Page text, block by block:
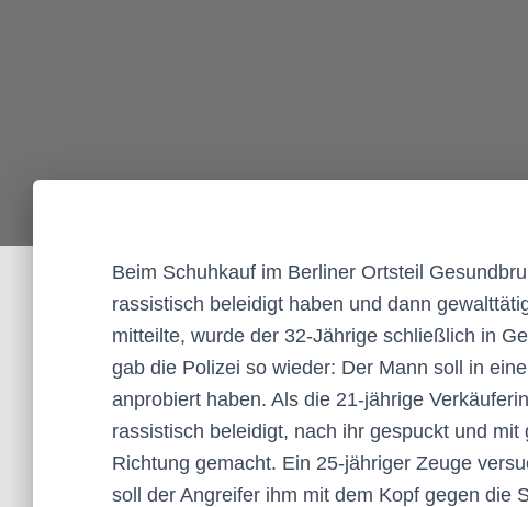
Beim Schuhkauf im Berliner Ortsteil
rassistisch beleidigt haben und dann
mitteilte, wurde der 32-Jährige schließlich in
gab die Polizei so wieder: Der Mann soll in
anprobiert haben. Als die 21-jährige
rassistisch beleidigt, nach ihr gespuckt und
Richtung gemacht. Ein 25-jähriger Zeuge
soll der Angreifer ihm mit dem Kopf gegen die